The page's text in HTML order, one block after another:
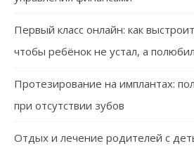
Первый класс онлайн: как
чтобы ребёнок не устал, а
Протезирование на имплантах:
при отсутствии зубов
Отдых и лечение родителей с